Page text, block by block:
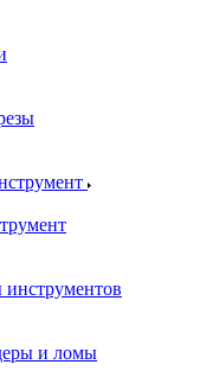
и ломы